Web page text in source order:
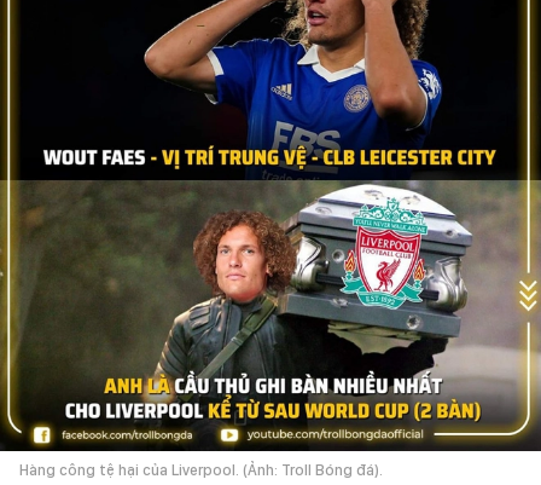
Hàng công tệ hại của Liverpool. (Ảnh: Troll Bóng đá).